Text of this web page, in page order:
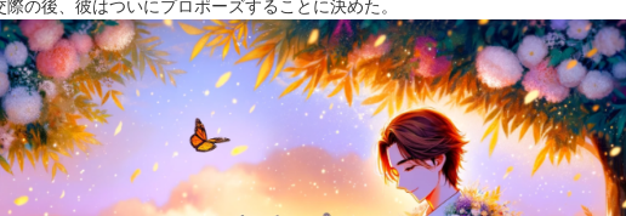
の後、彼はついにプロポーズすることに決めた。